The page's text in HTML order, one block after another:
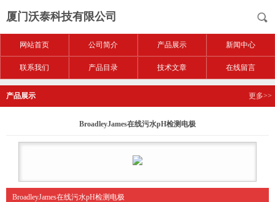
厦门沃泰科技有限公司
网站首页 公司简介 产品展示 新闻中心
联系我们 产品目录 技术文章 在线留言
产品展示 更多>>
BroadleyJames在线污水pH检测电极
BroadleyJames在线污水pH检测电极